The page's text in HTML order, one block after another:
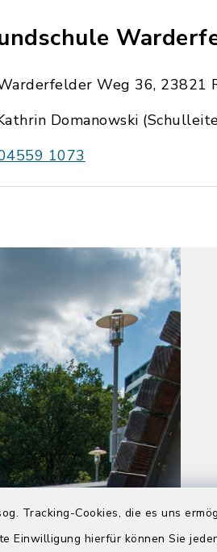
Tracking-Cookies, die es uns
Einwilligung hierfür können Sie
Weg 36, 23821
Domanowski
1073